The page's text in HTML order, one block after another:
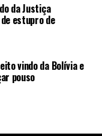
da Justiça
estupro de
vindo da Bolívia e
pouso